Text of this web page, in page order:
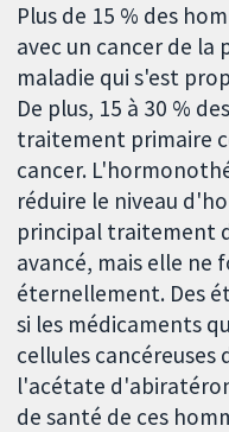
Plus de 15 % des
avec un cancer de
maladie qui s'est
De plus, 15 à 30 %
traitement primaire
cancer.
réduire le niveau
principal traitement
avancé, mais elle ne
éternellement. Des
si les médicaments
cellules
l'acétate
de santé de ces